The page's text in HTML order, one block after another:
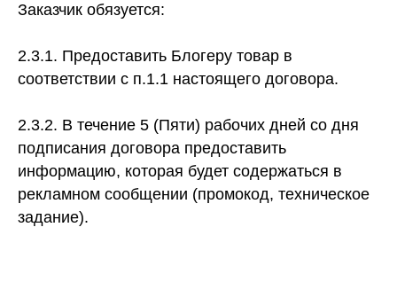
Заказчик обязуется:
2.3.1. Предоставить Блогеру товар в
соответствии с п.1.1 настоящего договора.
2.3.2. В течение 5 (Пяти) рабочих дней со дня
подписания договора предоставить
информацию, которая будет содержаться в
рекламном сообщении (промокод, техническое
задание).